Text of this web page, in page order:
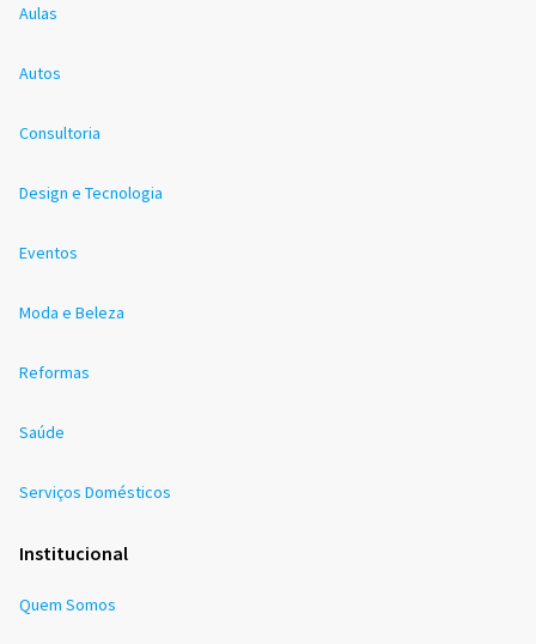
Aulas
Autos
Consultoria
Design e Tecnologia
Eventos
Moda e Beleza
Reformas
Saúde
Serviços Domésticos
Institucional
Quem Somos